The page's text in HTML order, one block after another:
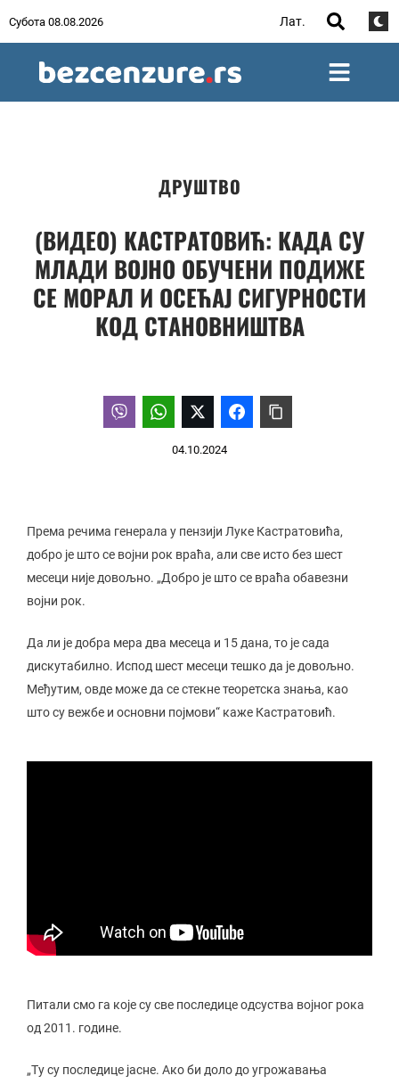
Субота 08.08.2026 Лат.
ДРУШТВО
(ВИДЕО) КАСТРАТОВИЋ: КАДА СУ
МЛАДИ ВОЈНО ОБУЧЕНИ ПОДИЖЕ
СЕ МОРАЛ И ОСЕЋАЈ СИГУРНОСТИ
КОД СТАНОВНИШТВА
04.10.2024
Према речима генерала у пензији Луке Кастратовића,
добро је што се војни рок враћа, али све исто без шест
месеци није довољно. „Добро је што се враћа обавезни
војни рок.
Да ли је добра мера два месеца и 15 дана, то је сада
дискутабилно. Испод шест месеци тешко да је довољно.
Међутим, овде може да се стекне теоретска знања, као
што су вежбе и основни појмови“ каже Кастратовић.
Питали смо га које су све последице одсуства војног рока
од 2011. године.
„Ту су последице јасне. Ако би доло до угрожавања